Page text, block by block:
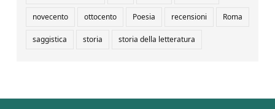
novecento ottocento Poesia recensioni Roma
saggistica storia storia della letteratura